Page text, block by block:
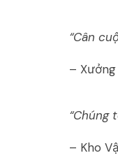
“Cân
–
“Chúng
– Kho